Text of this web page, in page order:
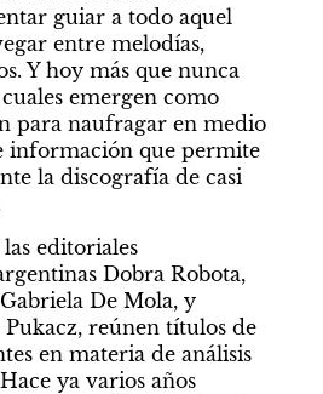
guiar a todo aquel
entre melodías,
Y hoy más que nunca
emergen como
para naufragar en medio
información que permite
la discografía de casi
editoriales
Dobra Robota,
De Mola, y
reúnen títulos de
en materia de análisis
ya varios años